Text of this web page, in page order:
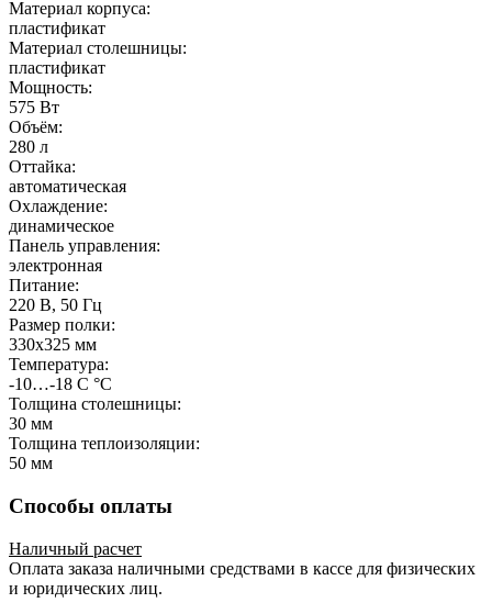
Материал корпуса:
пластификат
Материал столешницы:
пластификат
Мощность:
575 Вт
Объём:
280 л
Оттайка:
автоматическая
Охлаждение:
динамическое
Панель управления:
электронная
Питание:
220 В, 50 Гц
Размер полки:
330х325 мм
Температура:
-10…-18 C °С
Толщина столешницы:
30 мм
Толщина теплоизоляции:
50 мм
Способы оплаты
Наличный расчет
Оплата заказа наличными средствами в кассе для физических
и юридических лиц.